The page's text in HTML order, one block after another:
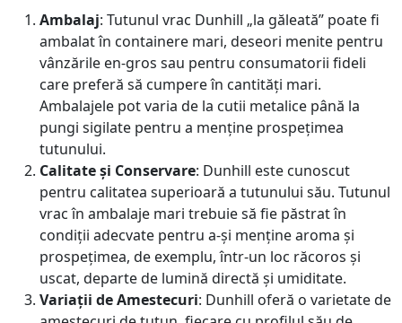
l
a
f
s
t
:
e
s
t
:
1
2
Ambalaj: Tutunul vrac Dunhill „la găleată” poate fi
ambalat în containere mari, deseori menite pentru
vânzările en-gros sau pentru consumatorii fideli
care preferă să cumpere în cantități mari.
Ambalajele pot varia de la cutii metalice până la
pungi sigilate pentru a menține prospețimea
tutunului.
Calitate și Conservare: Dunhill este cunoscut
pentru calitatea superioară a tutunului său. Tutunul
vrac în ambalaje mari trebuie să fie păstrat în
condiții adecvate pentru a-și menține aroma și
prospețimea, de exemplu, într-un loc răcoros și
uscat, departe de lumină directă și umiditate.
Variații de Amestecuri: Dunhill oferă o varietate de